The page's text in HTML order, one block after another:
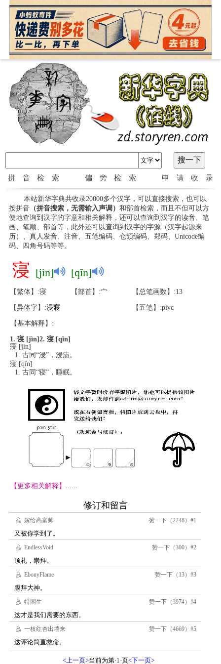
拼音检索 偏旁检索 申请收录
本站新华字典共收录20000多个汉字，可以直接搜索，也可以
按拼音（拼音搜索，无需输入声调） 和部首检索，而且不但可以方
便地查询到汉字的字意和相关解释，还可以查询到汉字的读音、笔
画、笔顺、部首等，此外还可以查询到汉字的字源（汉字起源来
历）、真人发音、注音、五笔编码、仓颉编码、郑码、Unicode编
码、四角号码等等。
寖 [jìn] [qǐn]
【繁体】:寖 【部首】:宀 【总笔画数】:13
【异体字】:浸寢 【五笔】:pivc
【基本解释】:
1. 寖 [jìn] 2. 寖 [qǐn]
寖 [jìn]
古同“浸”，浸渍。
寖 [qǐn]
古同“寝”，睡眠。
【更多相关解释】......